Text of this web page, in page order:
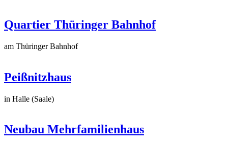
Quartier Thüringer Bahnhof
am Thüringer Bahnhof
Peißnitzhaus
in Halle (Saale)
Neubau Mehrfamilienhaus